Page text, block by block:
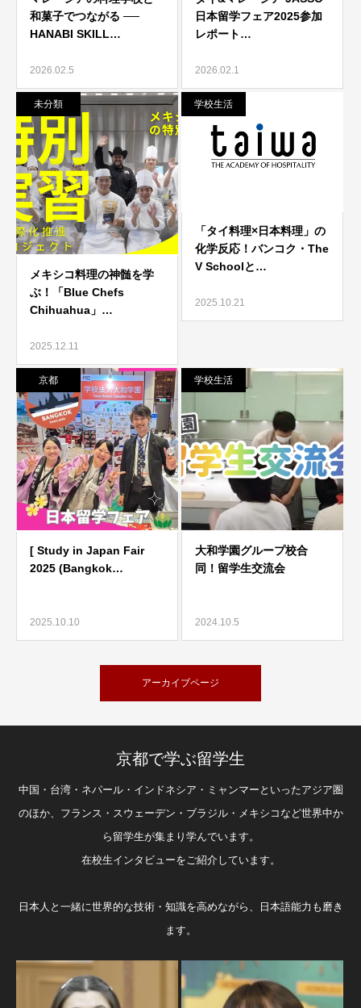
2026.02.5 2026.02.1
未分類
2025.12.11
学校生活
2025.10.21
京都
2025.10.10
学校生活
2024.10.5
アーカイブページ
京都で学ぶ留学生
中国・台湾・ネパール・インドネシア・ミャンマーといったアジア圏
のほか、フランス・スウェーデン・ブラジル・メキシコなど世界中か
ら留学生が集まり学んでいます。
在校生インタビューをご紹介しています。
日本人と一緒に世界的な技術・知識を高めながら、日本語能力も磨き
ます。